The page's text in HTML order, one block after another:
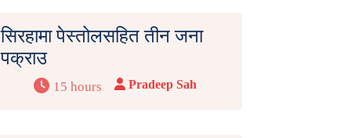
सिरहामा पेस्तोलसहित तीन जना
पक्राउ
15 hours Pradeep Sah